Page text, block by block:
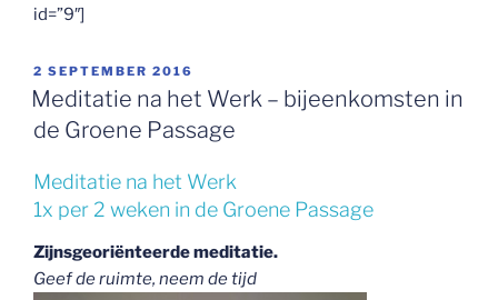
id=”9″]
GEPLAATST
OP
2 SEPTEMBER 2016
Meditatie na het Werk – bijeenkomsten in
de Groene Passage
Meditatie na het Werk
1x per 2 weken in de Groene Passage
Zijnsgeoriënteerde meditatie.
Geef de ruimte, neem de tijd